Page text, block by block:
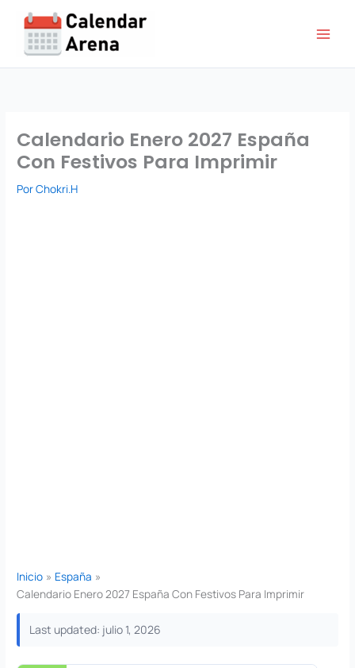
contenido
Calendario Enero 2027 España
Con Festivos Para Imprimir
PorChokri.H
Inicio
España
Calendario Enero 2027 España Con Festivos Para Imprimir
Last updated: julio 1, 2026